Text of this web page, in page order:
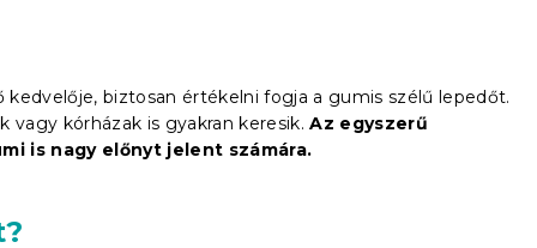
biztosan értékelni fogja a gumis szélű lepedőt.
vagy kórházak is gyakran keresik. Az egyszerű
is nagy előnyt jelent számára.